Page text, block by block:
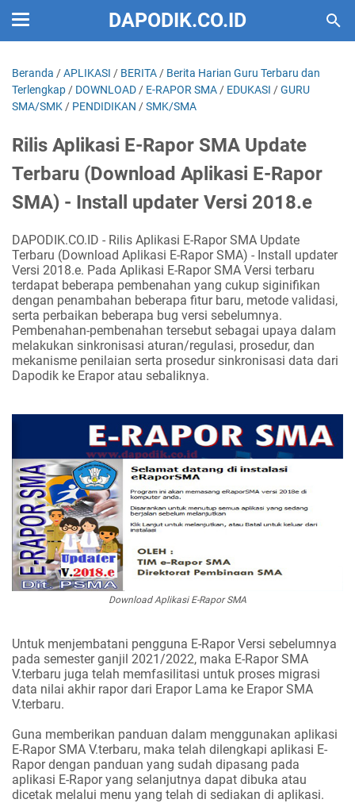
DAPODIK.CO.ID
Beranda /APLIKASI / BERITA / Berita Harian Guru Terbaru dan
Terlengkap / DOWNLOAD / E-RAPOR SMA / EDUKASI /GURU
SMA/SMK / PENDIDIKAN /SMK/SMA
Rilis Aplikasi E-Rapor SMA Update
Terbaru (Download Aplikasi E-Rapor
SMA) - Install updater Versi 2018.e
DAPODIK.CO.ID - Rilis Aplikasi E-Rapor SMA Update
Terbaru (Download Aplikasi E-Rapor SMA) - Install updater
Versi 2018.e. Pada Aplikasi E-Rapor SMA Versi terbaru
terdapat beberapa pembenahan yang cukup siginifikan
dengan penambahan beberapa fitur baru, metode validasi,
serta perbaikan beberapa bug versi sebelumnya.
Pembenahan-pembenahan tersebut sebagai upaya dalam
melakukan sinkronisasi aturan/regulasi, prosedur, dan
mekanisme penilaian serta prosedur sinkronisasi data dari
Dapodik ke Erapor atau sebaliknya.
Download Aplikasi E-Rapor SMA
Untuk menjembatani pengguna E-Rapor Versi sebelumnya
pada semester ganjil 2021/2022, maka E-Rapor SMA
V.terbaru juga telah memfasilitasi untuk proses migrasi
data nilai akhir rapor dari Erapor Lama ke Erapor SMA
V.terbaru.
Guna memberikan panduan dalam menggunakan aplikasi
E-Rapor SMA V.terbaru, maka telah dilengkapi aplikasi E-
Rapor dengan panduan yang sudah dipasang pada
aplikasi E-Rapor yang selanjutnya dapat dibuka atau
dicetak melalui menu yang telah di sediakan di aplikasi.